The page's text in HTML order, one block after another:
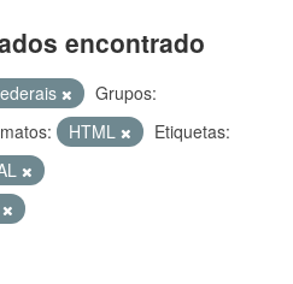
encontrado
Grupos:
HTML
Etiquetas: